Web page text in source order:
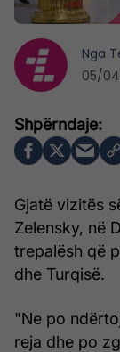
Gjatë vizitës
Zelensky, në
trepalësh që
dhe Turqisë.
"Ne po
reja dhe po
Nga
05/